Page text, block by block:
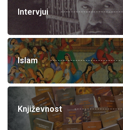
Intervjui
Islam
Književnost